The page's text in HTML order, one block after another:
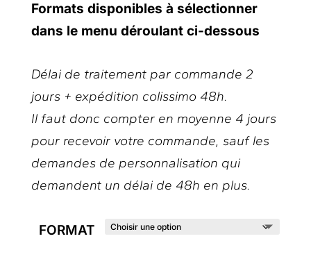
Formats disponibles à sélectionner
dans le menu déroulant ci-dessous
Délai de traitement par commande 2
jours + expédition colissimo 48h.
Il faut donc compter en moyenne 4 jours
pour recevoir votre commande, sauf les
demandes de personnalisation qui
demandent un délai de 48h en plus.
FORMAT